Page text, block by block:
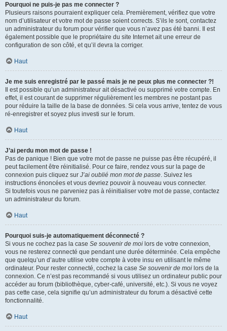
Pourquoi ne puis-je pas me connecter ?
Plusieurs raisons pourraient expliquer cela. Premièrement, vérifiez que votre
nom d’utilisateur et votre mot de passe soient corrects. S’ils le sont, contactez
un administrateur du forum pour vérifier que vous n’avez pas été banni. Il est
également possible que le propriétaire du site Internet ait une erreur de
configuration de son côté, et qu’il devra la corriger.
Haut
Je me suis enregistré par le passé mais je ne peux plus me connecter ?!
Il est possible qu’un administrateur ait désactivé ou supprimé votre compte. En
effet, il est courant de supprimer régulièrement les membres ne postant pas
pour réduire la taille de la base de données. Si cela vous arrive, tentez de vous
ré-enregistrer et soyez plus investi sur le forum.
Haut
J’ai perdu mon mot de passe !
Pas de panique ! Bien que votre mot de passe ne puisse pas être récupéré, il
peut facilement être réinitialisé. Pour ce faire, rendez vous sur la page de
connexion puis cliquez sur J’ai oublié mon mot de passe. Suivez les
instructions énoncées et vous devriez pouvoir à nouveau vous connecter.
Si toutefois vous ne parveniez pas à réinitialiser votre mot de passe, contactez
un administrateur du forum.
Haut
Pourquoi suis-je automatiquement déconnecté ?
Si vous ne cochez pas la case Se souvenir de moi lors de votre connexion,
vous ne resterez connecté que pendant une durée déterminée. Cela empêche
que quelqu’un d’autre utilise votre compte à votre insu en utilisant le même
ordinateur. Pour rester connecté, cochez la case Se souvenir de moi lors de la
connexion. Ce n’est pas recommandé si vous utilisez un ordinateur public pour
accéder au forum (bibliothèque, cyber-café, université, etc.). Si vous ne voyez
pas cette case, cela signifie qu’un administrateur du forum a désactivé cette
fonctionnalité.
Haut